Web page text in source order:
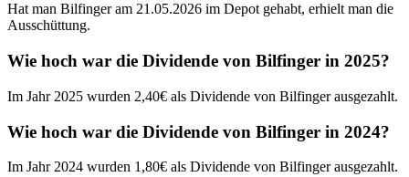
Hat man Bilfinger am 21.05.2026 im Depot gehabt, erhielt man die
Ausschüttung.
Wie hoch war die Dividende von Bilfinger in 2025?
Im Jahr 2025 wurden 2,40€ als Dividende von Bilfinger ausgezahlt.
Wie hoch war die Dividende von Bilfinger in 2024?
Im Jahr 2024 wurden 1,80€ als Dividende von Bilfinger ausgezahlt.